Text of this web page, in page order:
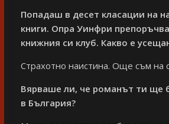
Попадаш в десет класации на
книги. Опра Уинфри
книжния си клуб. Какво е
Страхотно наистина. Още съм на
Вярваше ли, че романът ти ще
в България?